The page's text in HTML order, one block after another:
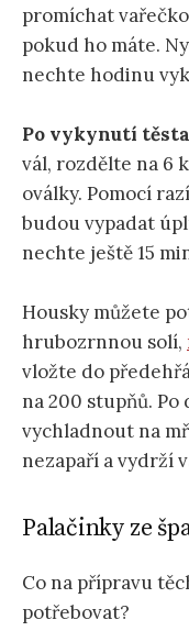
promíchat
pokud ho máte.
nechte hodinu
Po vykynutí těsta
vál, rozdělte na 6
oválky. Pomocí
budou vypadat
nechte ještě 15
Housky můžete
hrubozrnnou solí,
vložte do
na 200 stupňů.
vychladnout na
nezapaří a vydrží
Palačinky ze
Co na přípravu
potřebovat?